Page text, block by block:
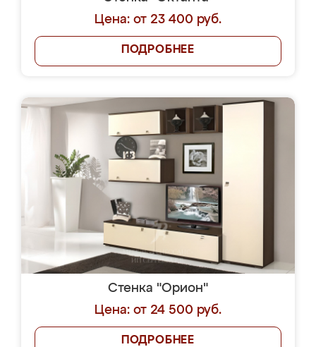
Цена: от 23 400 руб.
ПОДРОБНЕЕ
Стенка "Орион"
Цена: от 24 500 руб.
ПОДРОБНЕЕ